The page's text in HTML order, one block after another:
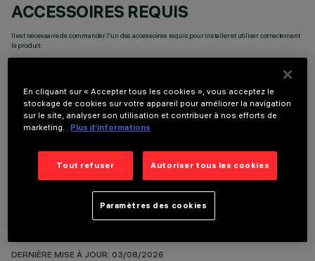
ACCESSOIRES REQUIS
Il est nécessaire de commander l'un des accessoires requis pour installer et utiliser correctement
le produit:
COMPOSANTS OPTIONNELS
DERNIÈRE MISE À JOUR: 03/08/2026
En cliquant sur « Accepter tous les cookies », vous acceptez le
stockage de cookies sur votre appareil pour améliorer la navigation
sur le site, analyser son utilisation et contribuer à nos efforts de
marketing.
Plus d’informations
Tout refuser Autoriser tous les cookies
Paramètres des cookies